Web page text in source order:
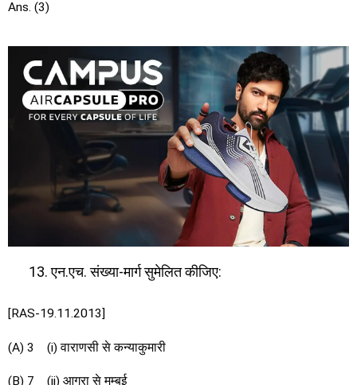
Ans. (3)
एन.एच. संख्या-मार्ग सुमेलित कीजिए:
[RAS-19.11.2013]
(A) 3 (i) वाराणसी से कन्याकुमारी
(B) 7 (ii) आगरा से मुम्बई